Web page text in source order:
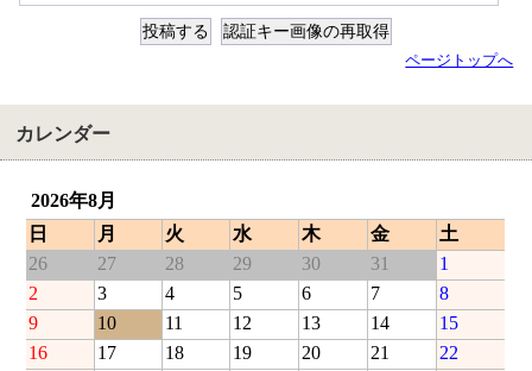
ページトップへ
カレンダー
2026年8月
日
月 火 水 木 金
土
26
27 28 29 30 31
1
2
3 4 5 6 7
8
9
10 11 12 13 14
15
16
17 18 19 20 21
22